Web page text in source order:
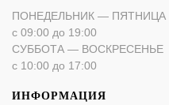
ПОНЕДЕЛЬНИК — ПЯТНИЦА
с 09:00 до 19:00
СУББОТА — ВОСКРЕСЕНЬЕ
с 10:00 до 17:00
ИНФОРМАЦИЯ